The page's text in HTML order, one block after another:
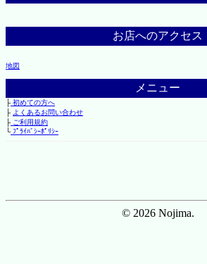
お店へのアクセス
地図
メニュー
├初めての方へ
├ よくあるお問い合わせ
├ご利用規約
└ﾌﾟﾗｲﾊﾞｼｰﾎﾟﾘｼｰ
© 2026 Nojima.